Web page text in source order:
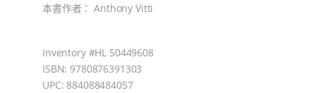
本書作者： Anthony Vitti
Inventory #HL 50449608
ISBN: 9780876391303
UPC: 884088484057